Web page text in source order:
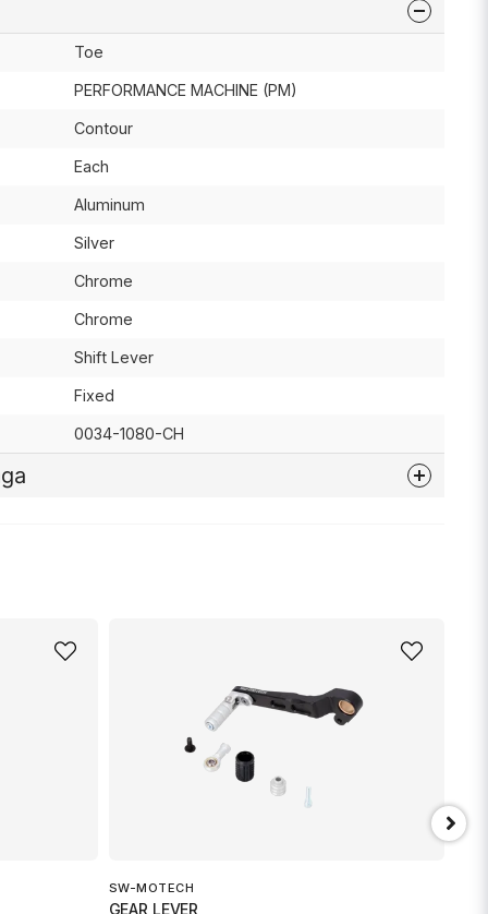
Toe
PERFORMANCE MACHINE (PM)
Contour
Each
Aluminum
Silver
Chrome
Chrome
Shift Lever
Fixed
0034-1080-CH
fråga
SW-MOTECH
GEAR LEVER